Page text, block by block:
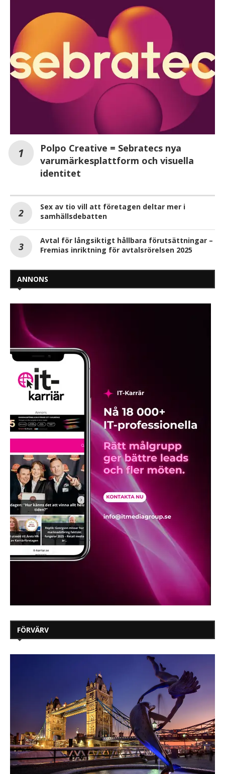
Polpo Creative = Sebratecs nya
varumärkesplattform och visuella
identitet
Sex av tio vill att företagen deltar mer i
samhällsdebatten
Avtal för långsiktigt hållbara förutsättningar –
Fremias inriktning för avtalsrörelsen 2025
ANNONS
FÖRVÄRV